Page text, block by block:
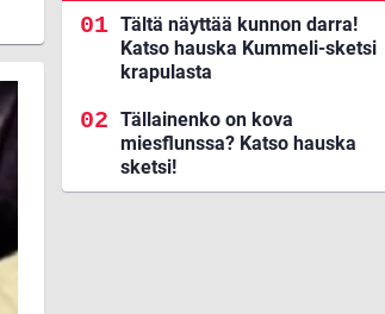
Tältä näyttää kunnon darra!
Katso hauska Kummeli-sketsi
krapulasta
Tällainenko on kova
miesflunssa? Katso hauska
sketsi!